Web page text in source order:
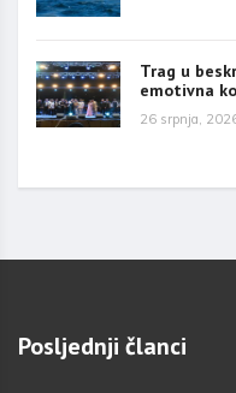
Trag u
emotivna
26 srpnja,
Posljednji članci